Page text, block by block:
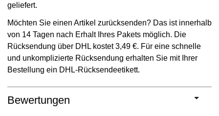
geliefert.
Möchten Sie einen Artikel zurücksenden? Das ist innerhalb
von 14 Tagen nach Erhalt Ihres Pakets möglich. Die
Rücksendung über DHL kostet 3,49 €. Für eine schnelle
und unkomplizierte Rücksendung erhalten Sie mit Ihrer
Bestellung ein DHL-Rücksendeetikett.
Bewertungen